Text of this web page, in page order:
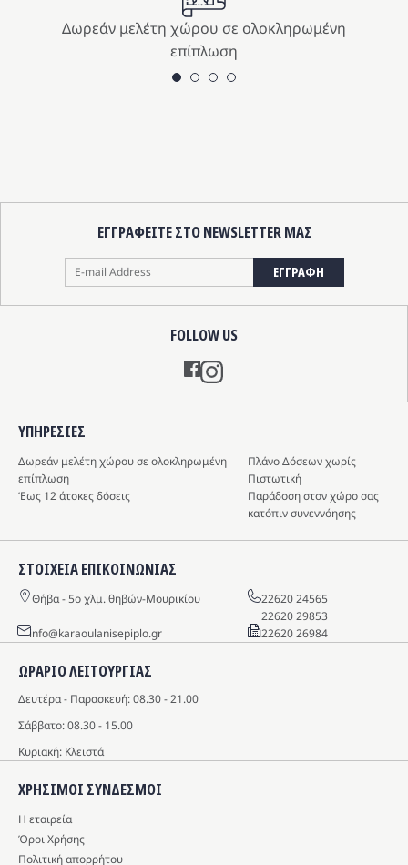
Δωρεάν μελέτη χώρου σε ολοκληρωμένη
επίπλωση
FOLLOW US
Instagram
ΕΓΓΡΑΦΕΙΤΕ ΣΤΟ NEWSLETTER ΜΑΣ
ΕΓΓΡΑΦΗ
ΩΡΑΡΙΟ ΛΕΙΤΟΥΡΓΙΑΣ
Δευτέρα - Παρασκευή: 08.30 - 21.00
Σάββατο: 08.30 - 15.00
Κυριακή: Κλειστά
ΧΡΗΣΙΜΟΙ ΣΥΝΔΕΣΜΟΙ
Η εταιρεία
Όροι Χρήσης
Πολιτική απορρήτου
ΥΠΗΡΕΣIΕΣ
Δωρεάν μελέτη χώρου σε ολοκληρωμένη
επίπλωση
Πλάνο Δόσεων χωρίς
Πιστωτική
Έως 12 άτοκες δόσεις
Παράδοση στον χώρο σας
κατόπιν συνεννόησης
ΣΤΟΙΧΕΙΑ ΕΠΙΚΟΙΝΩΝΙΑΣ
Θήβα - 5o χλμ. θηβών-Μουρικίου
22620 24565
22620 29853
info@karaoulanisepiplo.gr
22620 26984